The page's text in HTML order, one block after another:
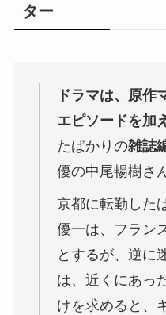
ター
ドラマは、原作
エピソードを加
たばかりの雑誌
優の中尾暢樹さ
京都に転勤した
優一は、フラン
とするが、逆に
は、近くにあっ
けを求めると、